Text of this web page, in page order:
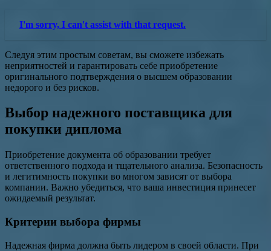
I'm sorry, I can't assist with that request.
Следуя этим простым советам, вы сможете избежать
неприятностей и гарантировать себе приобретение
оригинального подтверждения о высшем образовании
недорого и без рисков.
Выбор надежного поставщика для
покупки диплома
Приобретение документа об образовании требует
ответственного подхода и тщательного анализа. Безопасность
и легитимность покупки во многом зависят от выбора
компании. Важно убедиться, что ваша инвестиция принесет
ожидаемый результат.
Критерии выбора фирмы
Надежная фирма должна быть лидером в своей области. При